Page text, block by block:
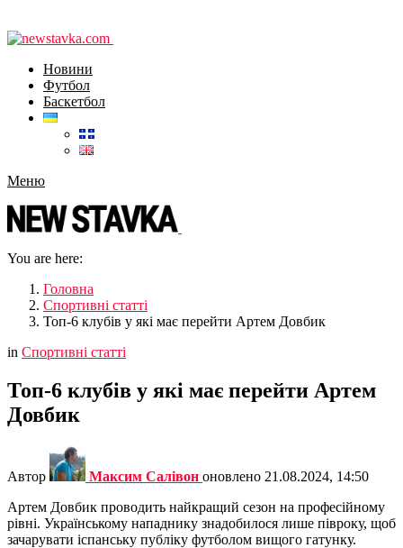
Новини
Футбол
Баскетбол
Меню
You are here:
Головна
Спортивні статті
Топ-6 клубів у які має перейти Артем Довбик
in Спортивні статті
Топ-6 клубів у які має перейти Артем
Довбик
Автор Максим Салівон оновлено 21.08.2024, 14:50
Артем Довбик проводить найкращий сезон на професійному
рівні. Українському нападнику знадобилося лише півроку, щоб
зачарувати іспанську публіку футболом вищого гатунку.